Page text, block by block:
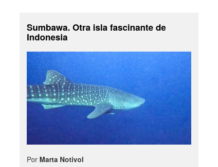
Sumbawa. Otra isla fascinante de
Indonesia
Por Marta Notivol